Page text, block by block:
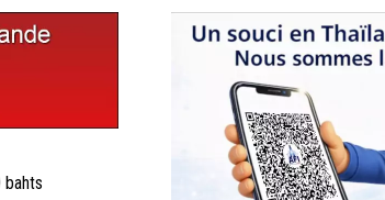
bahts